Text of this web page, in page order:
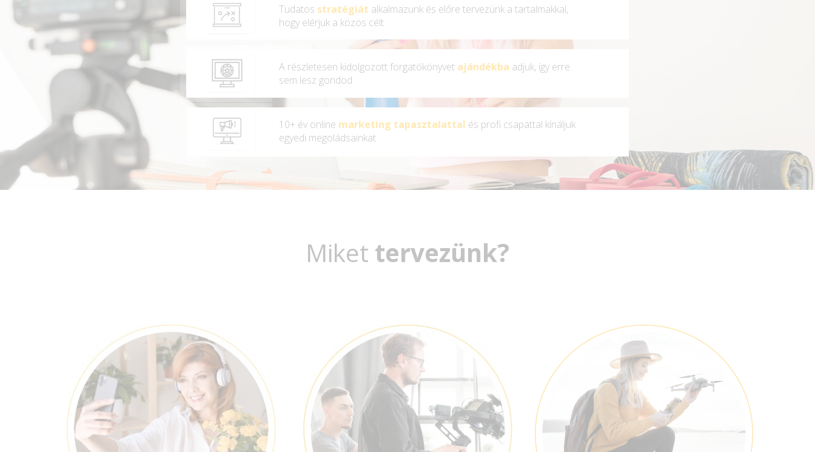
Tudatos stratégiát alkalmazunk és előre tervezünk a tartalmakkal,
hogy elérjük a közös célt
A részletesen kidolgozott forgatókönyvet ajándékba adjuk, így erre
sem lesz gondod
10+ év online marketing tapasztalattal és profi csapattal kínáljuk
egyedi megoládsainkat
Miket tervezünk?